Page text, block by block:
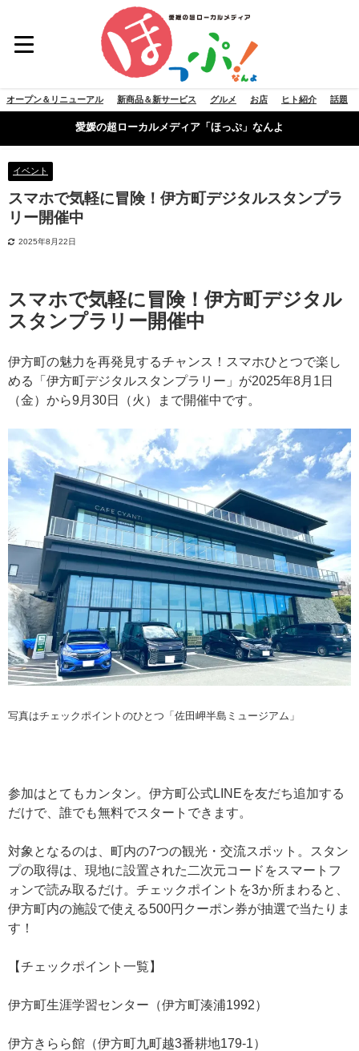
オープン＆リニューアル 新商品＆新サービス グルメ お店 ヒト紹介 話題
愛媛の超ローカルメディア「ほっぷ」なんよ
イベント
スマホで気軽に冒険！伊方町デジタルスタンプラ
リー開催中
2025年8月22日
スマホで気軽に冒険！伊方町デジタル
スタンプラリー開催中
伊方町の魅力を再発見するチャンス！スマホひとつで楽し
める「伊方町デジタルスタンプラリー」が2025年8月1日
（金）から9月30日（火）まで開催中です。
写真はチェックポイントのひとつ「佐田岬半島ミュージアム」
参加はとてもカンタン。伊方町公式LINEを友だち追加する
だけで、誰でも無料でスタートできます。
対象となるのは、町内の7つの観光・交流スポット。スタン
プの取得は、現地に設置された二次元コードをスマートフ
ォンで読み取るだけ。チェックポイントを3か所まわると、
伊方町内の施設で使える500円クーポン券が抽選で当たりま
す！
【チェックポイント一覧】
伊方町生涯学習センター（伊方町湊浦1992）
伊方きらら館（伊方町九町越3番耕地179-1）